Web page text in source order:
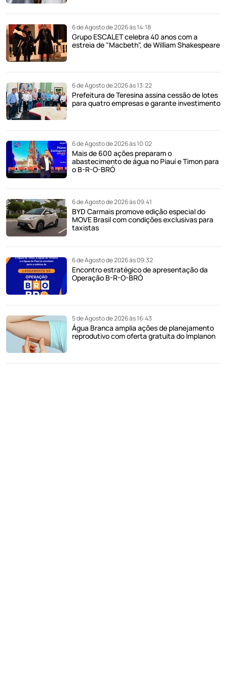
6 de Agosto de 2026 às 14:18
Grupo ESCALET celebra 40 anos com a
estreia de "Macbeth", de William Shakespeare
6 de Agosto de 2026 às 13:22
Prefeitura de Teresina assina cessão de lotes
para quatro empresas e garante investimento
6 de Agosto de 2026 às 10:02
Mais de 600 ações preparam o
abastecimento de água no Piauí e Timon para
o B-R-O-BRÓ
6 de Agosto de 2026 às 09:41
BYD Carmais promove edição especial do
MOVE Brasil com condições exclusivas para
taxistas
6 de Agosto de 2026 às 09:32
Encontro estratégico de apresentação da
Operação B-R-O-BRÓ
5 de Agosto de 2026 às 16:43
Água Branca amplia ações de planejamento
reprodutivo com oferta gratuita do Implanon